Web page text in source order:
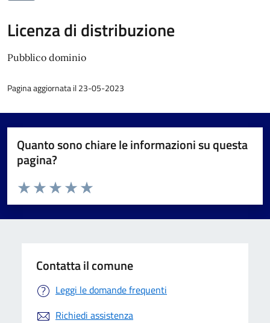
Licenza di distribuzione
Pubblico dominio
Pagina aggiornata il 23-05-2023
Quanto sono chiare le informazioni su questa
pagina?
Valuta da 1 a 5 stelle la pagina
Valuta 5 stelle su 5
Valuta 4 stelle su 5
Valuta 3 stelle su 5
Valuta 2 stelle su 5
Valuta 1 stelle su 5
Contatta il comune
Leggi le domande frequenti
Richiedi assistenza